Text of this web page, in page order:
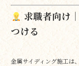
求職者向け
つける
金属サイディング施工は、